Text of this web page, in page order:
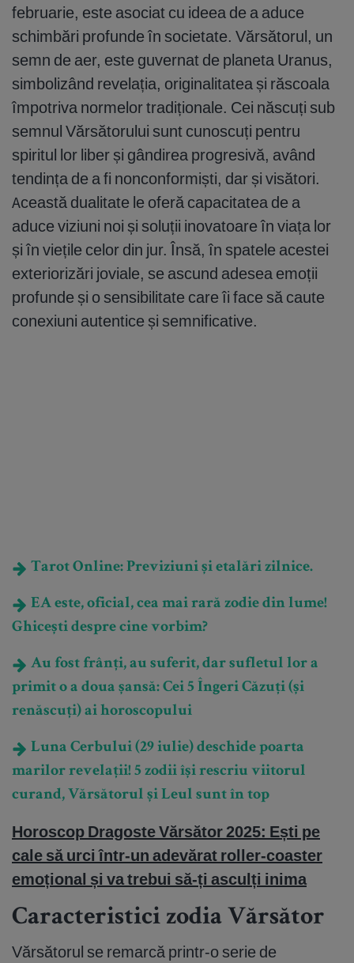
februarie, este asociat cu ideea de a aduce
schimbări profunde în societate. Vărsătorul, un
semn de aer, este guvernat de planeta Uranus,
simbolizând revelația, originalitatea și răscoala
împotriva normelor tradiționale. Cei născuți sub
semnul Vărsătorului sunt cunoscuți pentru
spiritul lor liber și gândirea progresivă, având
tendința de a fi nonconformiști, dar și visători.
Această dualitate le oferă capacitatea de a
aduce viziuni noi și soluții inovatoare în viața lor
și în viețile celor din jur. Însă, în spatele acestei
exteriorizări joviale, se ascund adesea emoții
profunde și o sensibilitate care îi face să caute
conexiuni autentice și semnificative.
Tarot Online: Previziuni și etalări zilnice.
EA este, oficial, cea mai rară zodie din lume!
Ghicești despre cine vorbim?
Au fost frânți, au suferit, dar sufletul lor a
primit o a doua șansă: Cei 5 Îngeri Căzuți (și
renăscuți) ai horoscopului
Luna Cerbului (29 iulie) deschide poarta
marilor revelații! 5 zodii își rescriu viitorul
curand, Vărsătorul și Leul sunt în top
Horoscop Dragoste Vărsător 2025: Ești pe
cale să urci într-un adevărat roller-coaster
emoțional și va trebui să-ți asculți inima
Caracteristici zodia Vărsător
Vărsătorul se remarcă printr-o serie de